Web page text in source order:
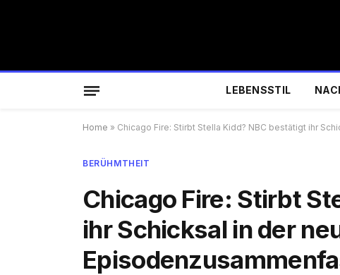
LEBENSSTIL
Home » Chicago Fire: Stirbt Stella Kidd? NBC bestätigt ihr
BERÜHMTHEIT
Chicago Fire: Stirbt
ihr Schicksal in der